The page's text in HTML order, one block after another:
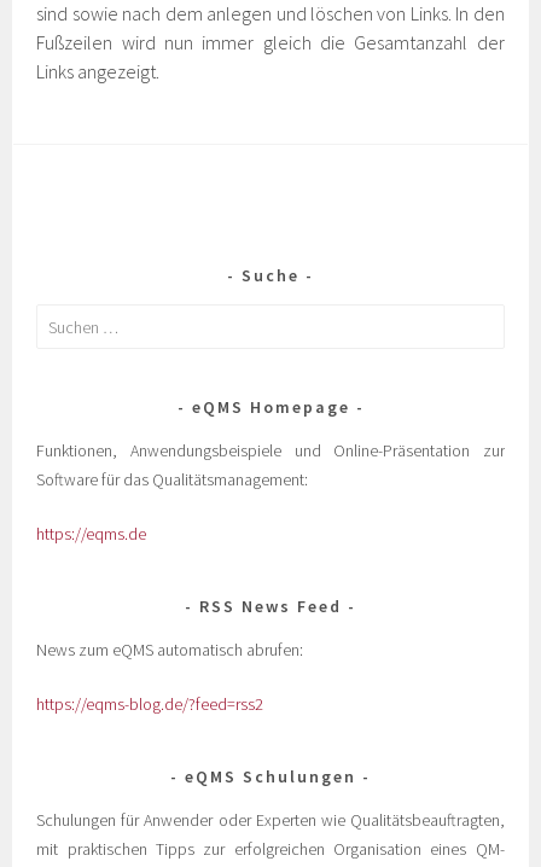
sind sowie nach dem anlegen und löschen von Links. In den
Fußzeilen wird nun immer gleich die Gesamtanzahl der
Links angezeigt.
Suche
eQMS Homepage
Funktionen, Anwendungsbeispiele und Online-Präsentation zur
Software für das Qualitätsmanagement:
https://eqms.de
RSS News Feed
News zum eQMS automatisch abrufen:
https://eqms-blog.de/?feed=rss2
eQMS Schulungen
Schulungen für Anwender oder Experten wie Qualitätsbeauftragten,
mit praktischen Tipps zur erfolgreichen Organisation eines QM-